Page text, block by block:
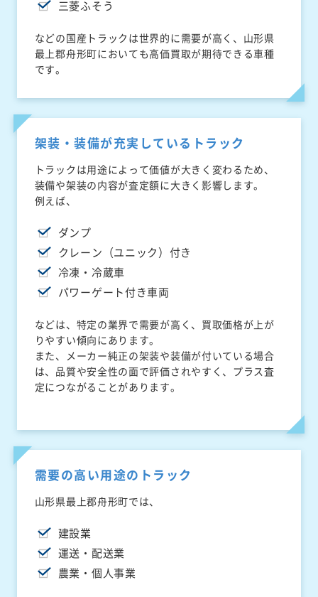
三菱ふそう
などの国産トラックは世界的に需要が高く、山形県
最上郡舟形町においても高価買取が期待できる車種
です。
架装・装備が充実しているトラック
トラックは用途によって価値が大きく変わるため、
装備や架装の内容が査定額に大きく影響します。
例えば、
ダンプ
クレーン（ユニック）付き
冷凍・冷蔵車
パワーゲート付き車両
などは、特定の業界で需要が高く、買取価格が上が
りやすい傾向にあります。
また、メーカー純正の架装や装備が付いている場合
は、品質や安全性の面で評価されやすく、プラス査
定につながることがあります。
需要の高い用途のトラック
山形県最上郡舟形町では、
建設業
運送・配送業
農業・個人事業